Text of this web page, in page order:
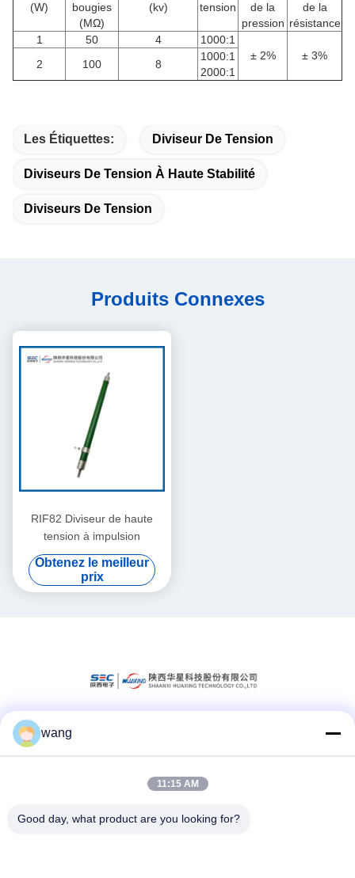
(W)
bougies
(MΩ)
(kv)
tension
de la
pression
de la
résistance
1
50 4
1000:1
± 2%
± 3%
2 100 8
1000:1
2000:1
Les Étiquettes: Diviseur De Tension
Diviseurs De Tension À Haute Stabilité
Diviseurs De Tension
Produits Connexes
RIF82 Diviseur de haute
tension à impulsion
Obtenez le meilleur
prix
wang
11:15 AM
Good day, what product are you looking for?